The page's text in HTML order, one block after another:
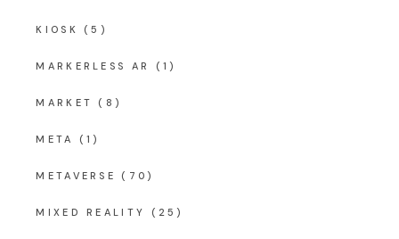
KIOSK (5)
MARKERLESS AR (1)
MARKET (8)
META (1)
METAVERSE (70)
MIXED REALITY (25)